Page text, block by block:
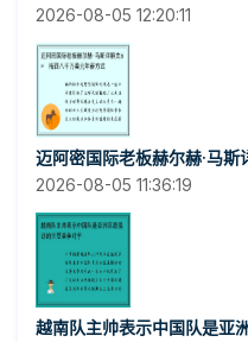
2026-08-05 12:20:11
迈阿密国际老板赫尔赫·马
2026-08-05 11:36:19
越南队主帅表示中国队是亚